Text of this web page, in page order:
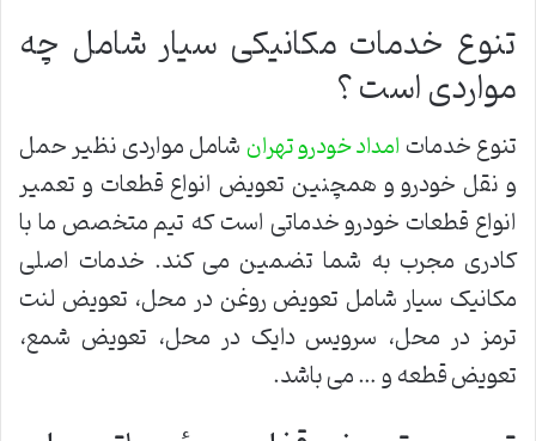
تنوع خدمات مکانیکی سیار شامل چه
مواردی است ؟
تنوع خدماتامداد خودرو تهرانشامل مواردی نظیر حمل
و نقل خودرو و همچنین تعویض انواع قطعات و تعمیر
انواع قطعات خودرو خدماتی است که تیم متخصص ما با
کادری مجرب به شما تضمین می کند. خدمات اصلی
مکانیک سیار شامل تعویض روغن در محل، تعویض لنت
ترمز در محل، سرویس دایک در محل، تعویض شمع،
تعویض قطعه و … می باشد.